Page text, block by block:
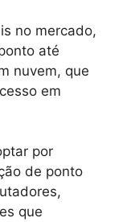
no mercado,
até
nuvem, que
em
por
de ponto
que